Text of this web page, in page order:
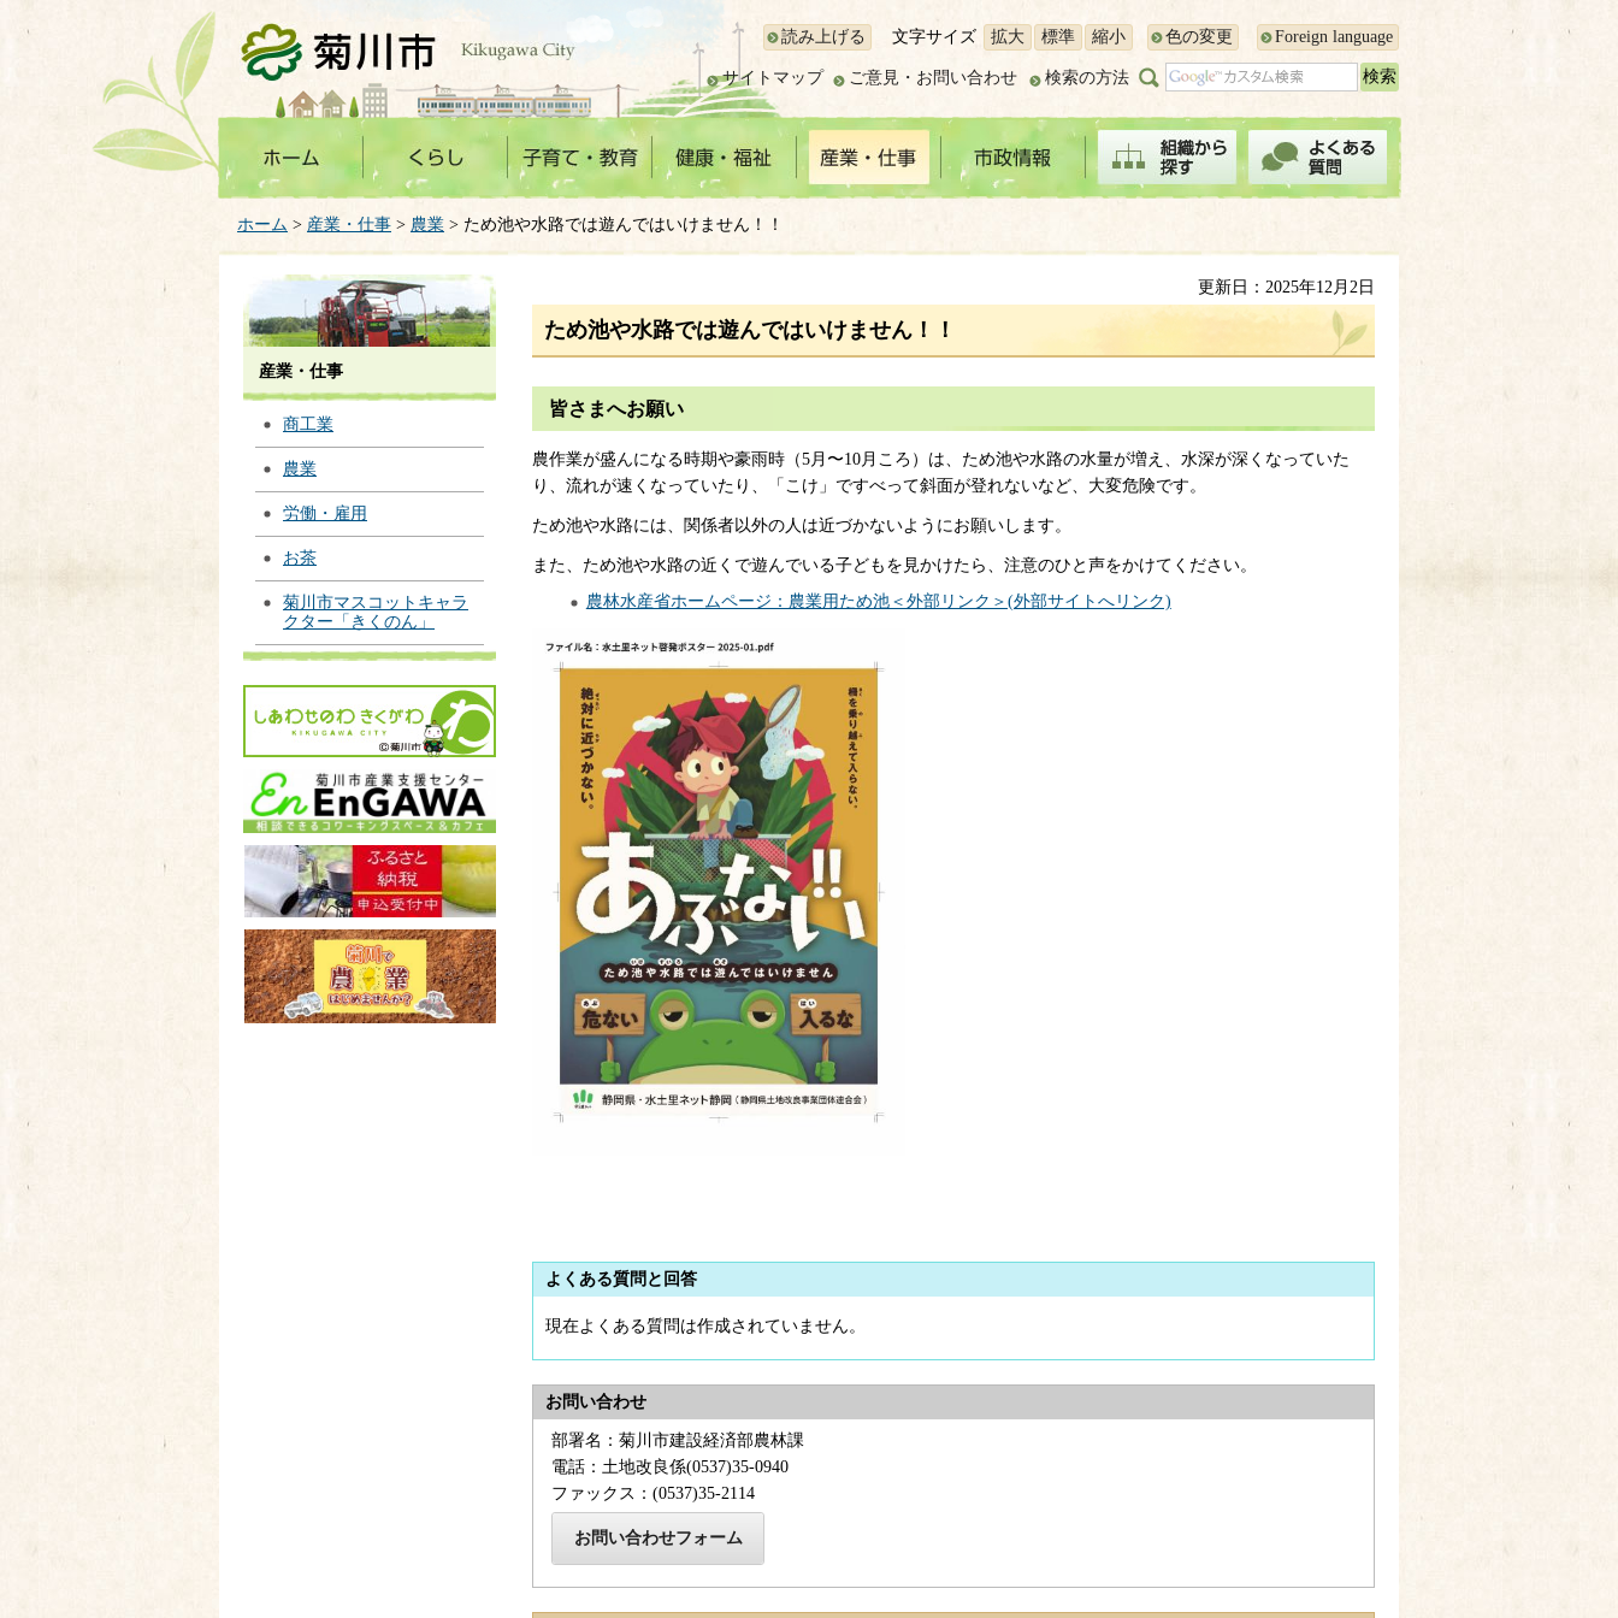
菊川市 読み上げる 文字サイズ 拡大 標準 縮小 色の変更 Foreign language
サイトマップ ご意見・お問い合わせ 検索の方法
ホーム > 産業・仕事 > 農業 > ため池や水路では遊んではいけません！！
産業・仕事
商工業
農業
労働・雇用
お茶
菊川市マスコットキャラ
クター「きくのん」
更新日：2025年12月2日
ため池や水路では遊んではいけません！！
皆さまへお願い
農作業が盛んになる時期や豪雨時（5月〜10月ころ）は、ため池や水路の水量が増え、水深が深くなっていた
り、流れが速くなっていたり、「こけ」ですべって斜面が登れないなど、大変危険です。
ため池や水路には、関係者以外の人は近づかないようにお願いします。
また、ため池や水路の近くで遊んでいる子どもを見かけたら、注意のひと声をかけてください。
農林水産省ホームページ：農業用ため池＜外部リンク＞(外部サイトへリンク)
よくある質問と回答
現在よくある質問は作成されていません。
お問い合わせ
部署名：菊川市建設経済部農林課
電話：土地改良係(0537)35-0940
ファックス：(0537)35-2114